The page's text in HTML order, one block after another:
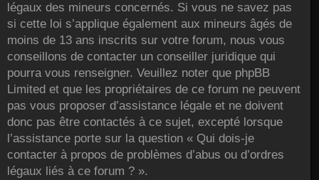
légaux des mineurs concernés. Si vous ne savez pas
si cette loi s’applique également aux mineurs âgés de
moins de 13 ans inscrits sur votre forum, nous vous
conseillons de contacter un conseiller juridique qui
pourra vous renseigner. Veuillez noter que phpBB
Limited et que les propriétaires de ce forum ne peuvent
pas vous proposer d’assistance légale et ne doivent
donc pas être contactés à ce sujet, excepté lorsque
l’assistance porte sur la question « Qui dois-je
contacter à propos de problèmes d’abus ou d’ordres
légaux liés à ce forum ? ».